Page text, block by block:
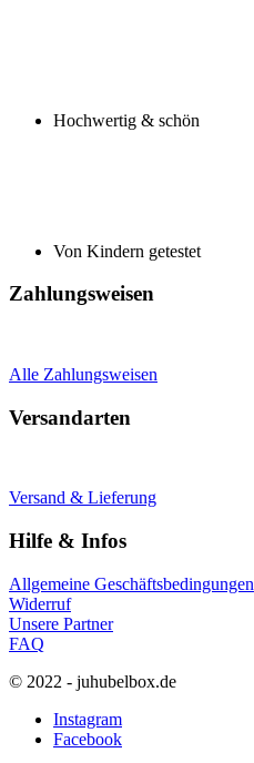
Hochwertig & schön
Von Kindern getestet
Zahlungsweisen
Alle Zahlungsweisen
Versandarten
Versand & Lieferung
Hilfe & Infos
Allgemeine Geschäftsbedingungen
Widerruf
Unsere Partner
FAQ
© 2022 - juhubelbox.de
Instagram
Facebook